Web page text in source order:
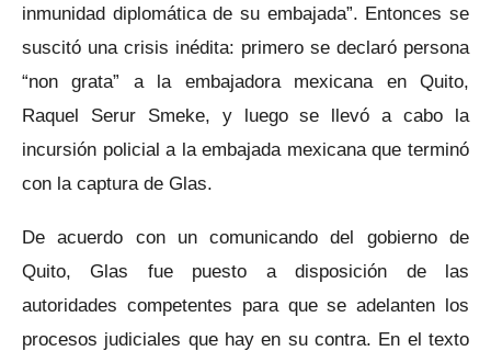
inmunidad diplomática de su embajada”. Entonces se
suscitó una crisis inédita: primero se declaró persona
“non grata” a la embajadora mexicana en Quito,
Raquel Serur Smeke, y luego se llevó a cabo la
incursión policial a la embajada mexicana que terminó
con la captura de Glas.
De acuerdo con un comunicando del gobierno de
Quito, Glas fue puesto a disposición de las
autoridades competentes para que se adelanten los
procesos judiciales que hay en su contra. En el texto